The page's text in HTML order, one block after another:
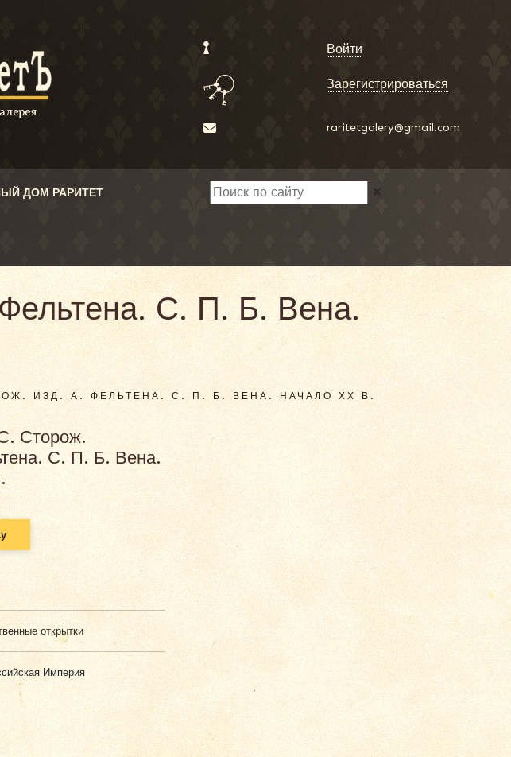
Войти
Зарегистрироваться
raritetgalery@gmail.com
ДОМ РАРИТЕТ ✕
С. П. Б. Вена.
ИЗД. А. ФЕЛЬТЕНА. С. П. Б. ВЕНА. НАЧАЛО ХХ В.
Сторож.
С. П. Б. Вена.
открытки
Империя